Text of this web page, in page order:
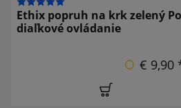
Ethix popruh na krk zelený
diaľkové ovládanie
€ 9,90